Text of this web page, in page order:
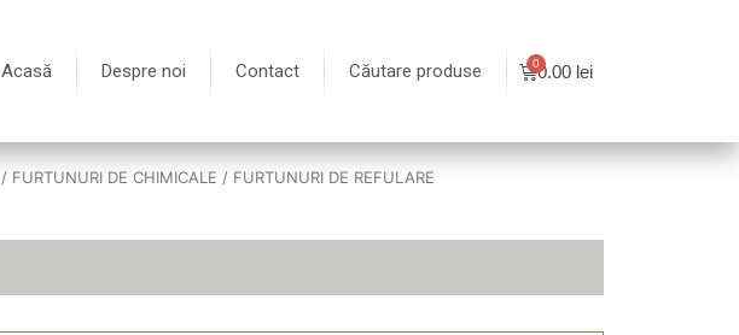
Acasă Despre noi Contact Căutare produse 0.00 lei
/ FURTUNURI DE CHIMICALE / FURTUNURI DE REFULARE